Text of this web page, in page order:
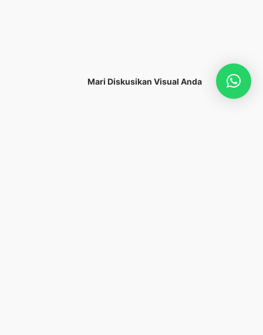
Mari Diskusikan Visual Anda